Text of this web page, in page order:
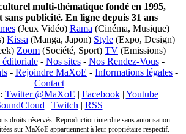
multi-thématique fondé en 1995,
sans publicité. En ligne depuis 31 ans
(Jeux Vidéo) Rama (Cinéma, Musique)
Kissa (Manga, Japon) Style (Expo, Design)
Zoom (Société, Sport) TV (Emissions)
- Nos sites- Nos Rendez-Vous-
- Rejoindre MaXoE - Informations légales -
Contact
Twitter @MaXoE | Facebook| Youtube|
| Twitch | RSS
droits réservés. Reproduction interdite sans autorisation
sur MaXoE appartiennent à leur propriétaire respectif.